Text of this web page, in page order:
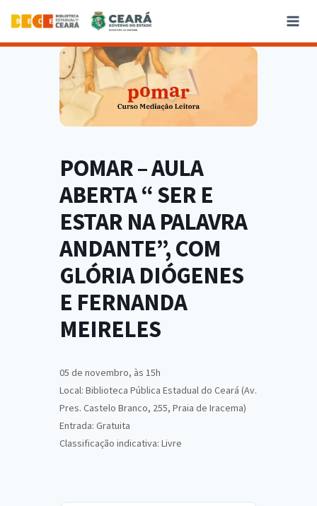
POMAR – AULA
ABERTA “ SER E
ESTAR NA PALAVRA
ANDANTE”, COM
GLÓRIA DIÓGENES
E FERNANDA
MEIRELES
05 de novembro, às 15h
Local: Biblioteca Pública Estadual do Ceará (Av.
Pres. Castelo Branco, 255, Praia de Iracema)
Entrada: Gratuita
Classificação indicativa: Livre